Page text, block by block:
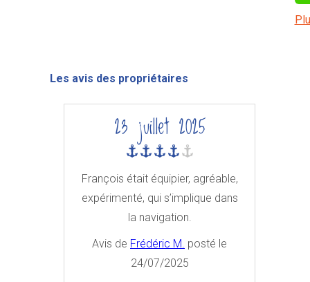
Les avis des propriétaires
23 juillet 2025
François était équipier, agréable,
expérimenté, qui s’implique dans
la navigation.
Avis de Frédéric M. posté le
24/07/2025